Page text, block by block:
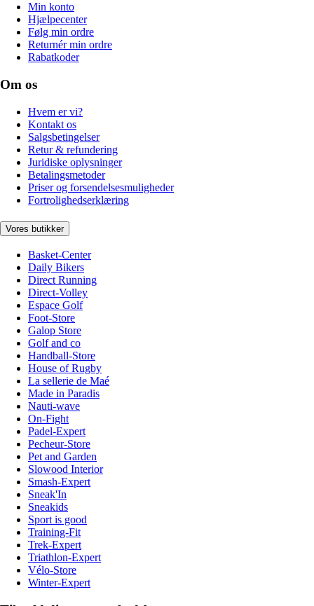
Min konto
Hjælpecenter
Følg min ordre
Returnér min ordre
Rabatkoder
Om os
Hvem er vi?
Kontakt os
Salgsbetingelser
Retur & refundering
Juridiske oplysninger
Betalingsmetoder
Priser og forsendelsesmuligheder
Fortrolighedserklæring
Vores butikker
Basket-Center
Daily Bikers
Direct Running
Direct-Volley
Espace Golf
Foot-Store
Galop Store
Golf and co
Handball-Store
House of Rugby
La sellerie de Maé
Made in Paradis
Nauti-wave
On-Fight
Padel-Expert
Pecheur-Store
Pet and Garden
Slowood Interior
Smash-Expert
Sneak'In
Sneakids
Sport is good
Training-Fit
Trek-Expert
Triathlon-Expert
Vélo-Store
Winter-Expert